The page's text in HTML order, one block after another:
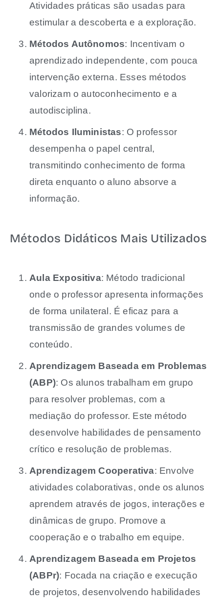
Atividades práticas são usadas para
estimular a descoberta e a exploração.
Métodos Autônomos: Incentivam o
aprendizado independente, com pouca
intervenção externa. Esses métodos
valorizam o autoconhecimento e a
autodisciplina.
Métodos Iluministas: O professor
desempenha o papel central,
transmitindo conhecimento de forma
direta enquanto o aluno absorve a
informação.
Métodos Didáticos Mais Utilizados
Aula Expositiva: Método tradicional
onde o professor apresenta informações
de forma unilateral. É eficaz para a
transmissão de grandes volumes de
conteúdo.
Aprendizagem Baseada em Problemas
(ABP): Os alunos trabalham em grupo
para resolver problemas, com a
mediação do professor. Este método
desenvolve habilidades de pensamento
crítico e resolução de problemas.
Aprendizagem Cooperativa: Envolve
atividades colaborativas, onde os alunos
aprendem através de jogos, interações e
dinâmicas de grupo. Promove a
cooperação e o trabalho em equipe.
Aprendizagem Baseada em Projetos
(ABPr): Focada na criação e execução
de projetos, desenvolvendo habilidades